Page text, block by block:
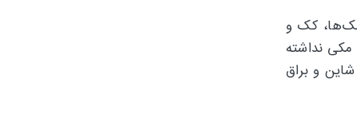
لک‌ها، کک و
نداشته
و براق